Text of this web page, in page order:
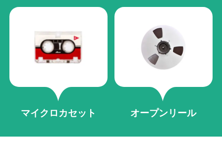
マイクロカセット オープンリール